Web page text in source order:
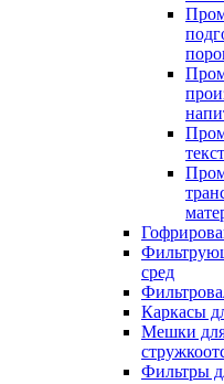
сред
Каркасы
Мешки
Фильтры